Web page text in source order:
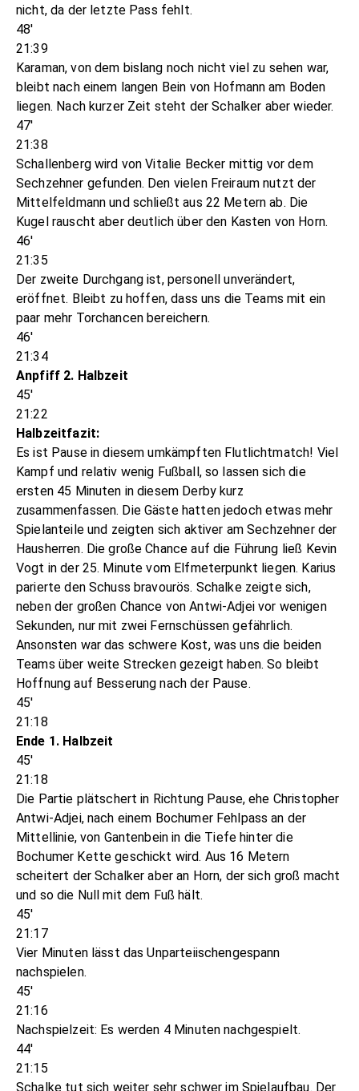
nicht, da der letzte Pass fehlt.
48'
21:39
Karaman, von dem bislang noch nicht viel zu sehen war,
bleibt nach einem langen Bein von Hofmann am Boden
liegen. Nach kurzer Zeit steht der Schalker aber wieder.
47'
21:38
Schallenberg wird von Vitalie Becker mittig vor dem
Sechzehner gefunden. Den vielen Freiraum nutzt der
Mittelfeldmann und schließt aus 22 Metern ab. Die
Kugel rauscht aber deutlich über den Kasten von Horn.
46'
21:35
Der zweite Durchgang ist, personell unverändert,
eröffnet. Bleibt zu hoffen, dass uns die Teams mit ein
paar mehr Torchancen bereichern.
46'
21:34
Anpfiff 2. Halbzeit
45'
21:22
Halbzeitfazit:
Es ist Pause in diesem umkämpften Flutlichtmatch! Viel
Kampf und relativ wenig Fußball, so lassen sich die
ersten 45 Minuten in diesem Derby kurz
zusammenfassen. Die Gäste hatten jedoch etwas mehr
Spielanteile und zeigten sich aktiver am Sechzehner der
Hausherren. Die große Chance auf die Führung ließ Kevin
Vogt in der 25. Minute vom Elfmeterpunkt liegen. Karius
parierte den Schuss bravourös. Schalke zeigte sich,
neben der großen Chance von Antwi-Adjei vor wenigen
Sekunden, nur mit zwei Fernschüssen gefährlich.
Ansonsten war das schwere Kost, was uns die beiden
Teams über weite Strecken gezeigt haben. So bleibt
Hoffnung auf Besserung nach der Pause.
45'
21:18
Ende 1. Halbzeit
45'
21:18
Die Partie plätschert in Richtung Pause, ehe Christopher
Antwi-Adjei, nach einem Bochumer Fehlpass an der
Mittellinie, von Gantenbein in die Tiefe hinter die
Bochumer Kette geschickt wird. Aus 16 Metern
scheitert der Schalker aber an Horn, der sich groß macht
und so die Null mit dem Fuß hält.
45'
21:17
Vier Minuten lässt das Unparteiischengespann
nachspielen.
45'
21:16
Nachspielzeit: Es werden 4 Minuten nachgespielt.
44'
21:15
Schalke tut sich weiter sehr schwer im Spielaufbau. Der